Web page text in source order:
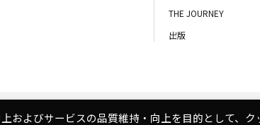
THE JOURNEY
出版
およびサービスの品質維持・向上を目的として、